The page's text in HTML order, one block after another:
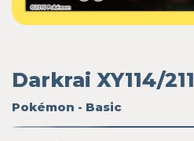
Darkrai XY114/211
Pokémon - Basic